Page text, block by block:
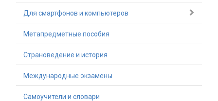
Для смартфонов и компьютеров
Метапредметные пособия
Страноведение и история
Международные экзамены
Самоучители и словари